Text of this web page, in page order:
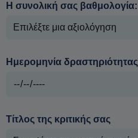
Η συνολική σας βαθμολογία:
Ημερομηνία δραστηριότητας
Τίτλος της κριτικής σας